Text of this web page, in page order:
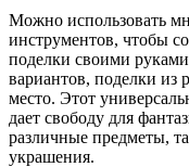
Можно использовать
инструментов, чтобы
поделки своими
вариантов, поделки из
место. Этот
дает свободу для
различные предметы,
украшения.